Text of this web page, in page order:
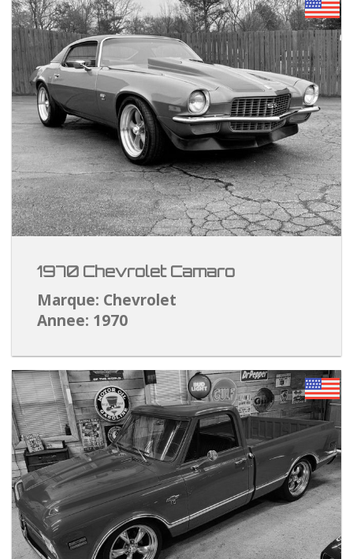
1970 Chevrolet Camaro
Marque: Chevrolet
Annee: 1970